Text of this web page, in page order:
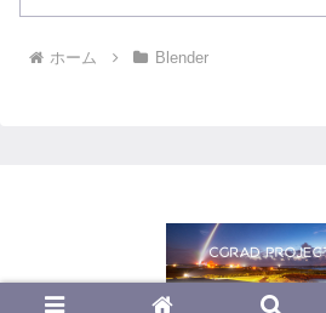
ホーム Blender
© 2013 CGrad